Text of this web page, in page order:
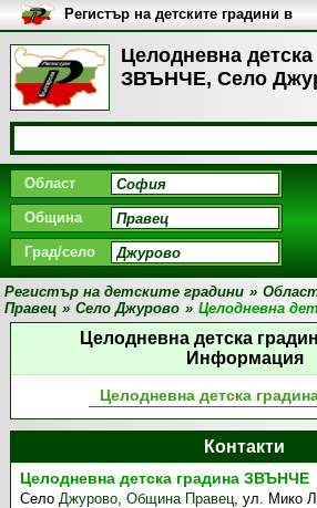
Целодневна
ЗВЪНЧЕ, Село
Регистър на детските градини в
България
Област
Община
Град/село
Регистър на детските градини »
Правец » Село Джурово » Целодневна
Целодневна детска
Информация
Целодневна детска
Контакти
Целодневна детска градина ЗВЪНЧЕ
СелоДжурово,Община Правец,ул. Мико